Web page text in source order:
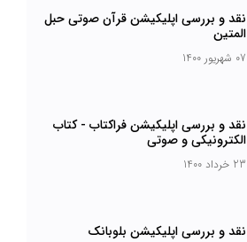
نقد و بررسی اپلیکیشن قرآن صوتی حبل
المتین
07 شهریور 1400
نقد و بررسی اپلیکیشن فراکتاب - کتاب
الکترونیکی و صوتی
23 خرداد 1400
نقد و بررسی اپلیکیشن بلوبانک